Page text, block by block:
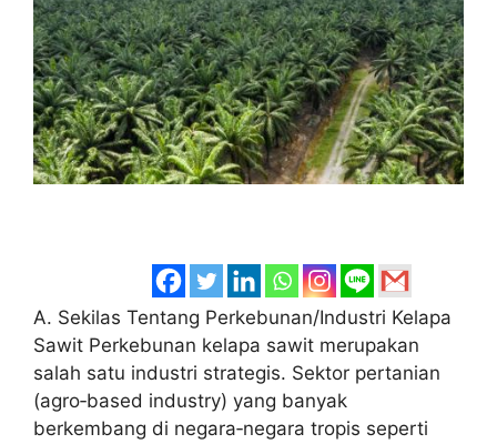
A. Sekilas Tentang Perkebunan/Industri Kelapa
Sawit Perkebunan kelapa sawit merupakan
salah satu industri strategis. Sektor pertanian
(agro‐based industry) yang banyak
berkembang di negara‐negara tropis seperti